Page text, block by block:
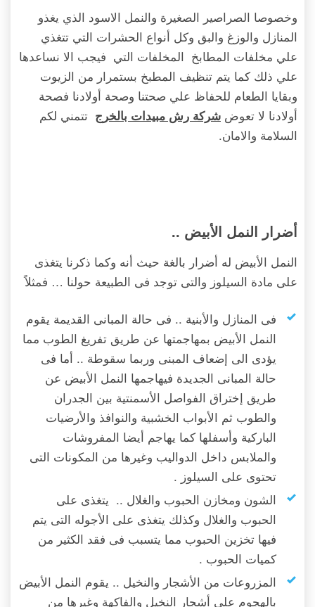
وخصوصا الصراصير الصغيرة والنمل الاسود الذي يغذو
المنازل والوزغ والبق وكل أنواع الحشرات التي تتغذي
علي مخلفات المطابخ المخلفات التي فيجب الا نساعدها
علي ذلك كما يتم تنظيف المطبخ بستمرار من الزيوت
وبقايا الطعام للحفاظ علي صحتنا وصحة أولادنا فصحة
أولادنا لا تعوض شركة رش مبيدات بالخرج تتمني لكم
السلامة والامان.
أضرار النمل الأبيض ..
النمل الأبيض له أضرار بالغة حيث أنه وكما ذكرنا يتغذى
على مادة السيلوز والتى توجد فى الطبيعة حولنا … فمثلاً
فى المنازل والأبنية .. فى حالة المبانى القديمة يقوم
النمل الأبيض بمهاجمتها عن طريق تفريغ الطوب مما
يؤدى الى إضعاف المبنى وربما سقوطة .. أما فى
حالة المبانى الجديدة فيهاجمها النمل الأبيض عن
طريق إختراق الفواصل الأسمنتية بين الجدران
والطوب ثم الأبواب الخشبية والنوافذ والأرضيات
الباركية وأسفلها كما يهاجم أيضا المفروشات
والملابس داخل الدواليب وغيرها من المكونات التى
تحتوى على السيلوز .
الشون ومخازن الحبوب والغلال .. يتغذى على
الحبوب والغلال وكذلك يتغذى على الأجوله التى يتم
فيها تخزين الحبوب مما يتسبب فى فقد الكثير من
كميات الحبوب .
المزروعات من الأشجار والنخيل .. يقوم النمل الأبيض
بالهجوم على أشجار النخيل والفاكهة وغيرها من